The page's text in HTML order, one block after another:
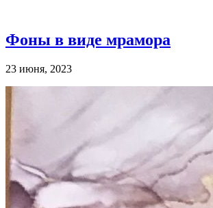
Фоны в виде мрамора
23 июня, 2023